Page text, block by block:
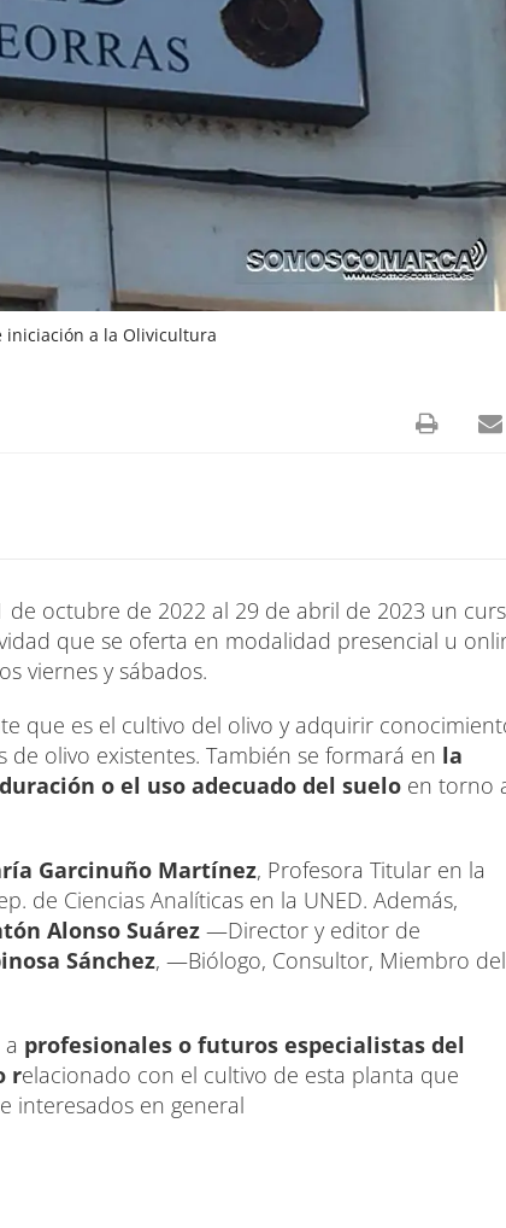
iniciación a la Olivicultura
de octubre de 2022 al 29 de abril de 2023 un
que se oferta en modalidad presencial u
viernes y sábados.
que es el cultivo del olivo y adquirir
olivo existentes. También se formará en la
o el uso adecuado del suelo en torno
Garcinuño Martínez, Profesora Titular en la
de Ciencias Analíticas en la UNED. Además,
Alonso Suárez —Director y editor de
Sánchez, —Biólogo, Consultor, Miembro del
profesionales o futuros especialistas del
relacionado con el cultivo de esta planta que
interesados en general